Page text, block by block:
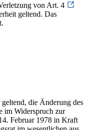
von Art. 4
geltend. Das
die Änderung des
im Widerspruch zur
Februar 1978 in Kraft